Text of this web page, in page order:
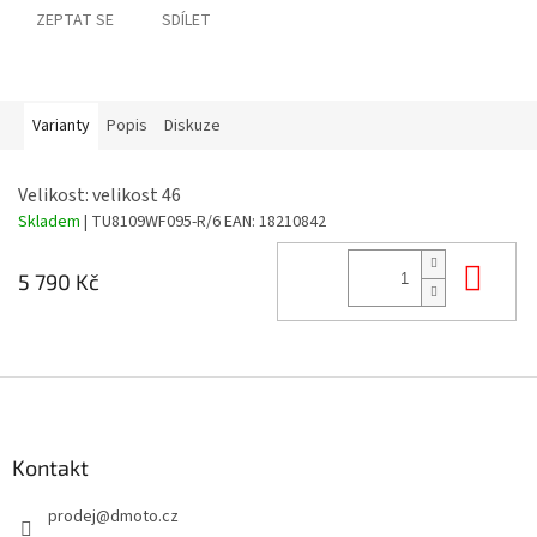
ZEPTAT SE SDÍLET
Varianty Popis Diskuze
Velikost: velikost 46
Skladem | TU8109WF095-R/6EAN: 18210842
5 790 Kč
Kontakt
prodej@dmoto.cz